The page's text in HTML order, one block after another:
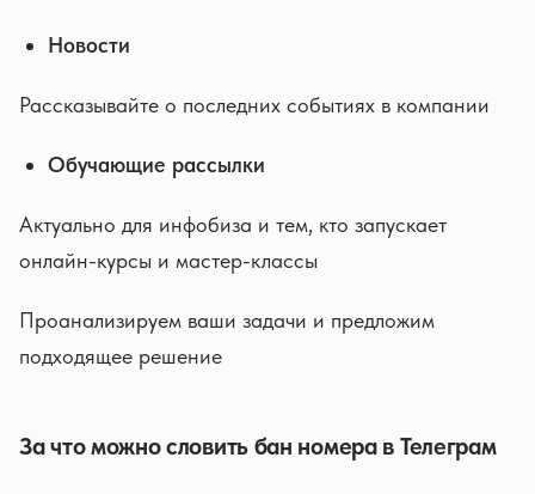
Новости
Рассказывайте о последних событиях в компании
Обучающие рассылки
Актуально для инфобиза и тем, кто запускает
онлайн-курсы и мастер-классы
Проанализируем ваши задачи и предложим
подходящее решение
За что можно словить бан номера в Телеграм